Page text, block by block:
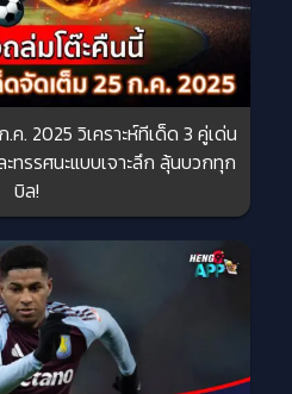
. 2025 วิเคราะห์ทีเด็ด 3 คู่เด่น
รรศนะแบบเจาะลึก ลุ้นบวกทุก
บิล!